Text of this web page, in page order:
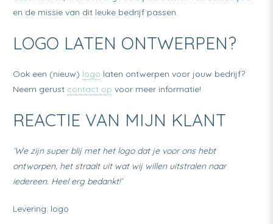
en de missie van dit leuke bedrijf passen.
LOGO LATEN ONTWERPEN?
Ook een (nieuw) logo laten ontwerpen voor jouw bedrijf?
Neem gerust contact op voor meer informatie!
REACTIE VAN MIJN KLANT
‘We zijn super blij met het logo dat je voor ons hebt
ontworpen, het straalt uit wat wij willen uitstralen naar
iedereen. Heel erg bedankt!’
Levering: logo